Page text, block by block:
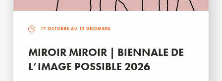
17 OCTOBRE AU 13 DÉCEMBRE
MIROIR MIROIR | BIENNALE DE
L’IMAGE POSSIBLE 2026